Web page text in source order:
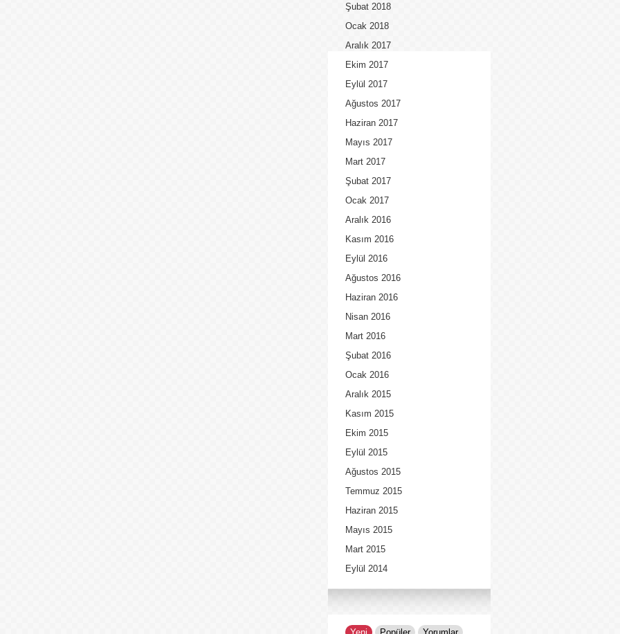
Şubat 2018
Ocak 2018
Aralık 2017
Ekim 2017
Eylül 2017
Ağustos 2017
Haziran 2017
Mayıs 2017
Mart 2017
Şubat 2017
Ocak 2017
Aralık 2016
Kasım 2016
Eylül 2016
Ağustos 2016
Haziran 2016
Nisan 2016
Mart 2016
Şubat 2016
Ocak 2016
Aralık 2015
Kasım 2015
Ekim 2015
Eylül 2015
Ağustos 2015
Temmuz 2015
Haziran 2015
Mayıs 2015
Mart 2015
Eylül 2014